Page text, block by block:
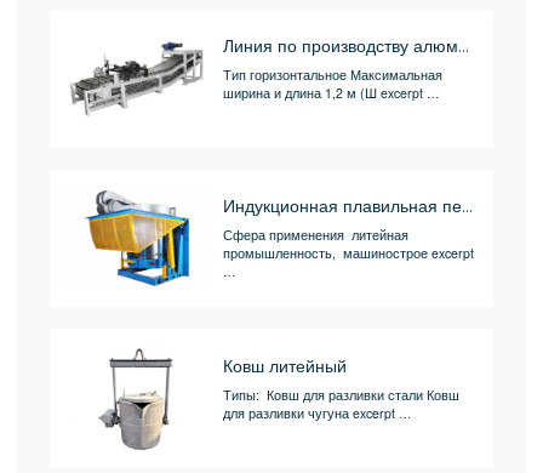
Линия по производству алюминиевых слитков
Тип горизонтальное Максимальная
ширина и длина 1,2 м (Ш excerpt …
Индукционная плавильная печь гидравлического наклона для плавки металла
Сфера применения литейная
промышленность, машинострое excerpt
…
Ковш литейный
Типы: Ковш для разливки стали Ковш
для разливки чугуна excerpt …